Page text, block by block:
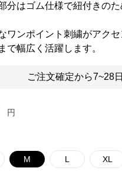
分はゴム仕様で紐付きの
ワンポイント刺繍がアク
で幅広く活躍します。
ご注文確定から7~28
円
M L XL